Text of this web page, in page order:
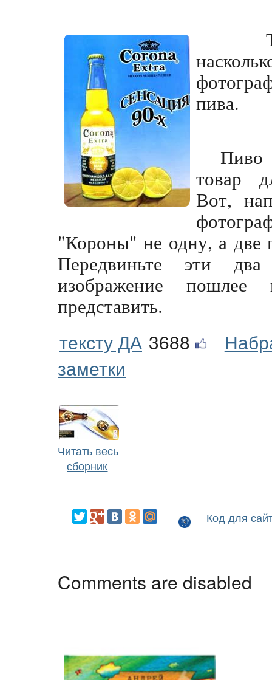
пива.
Пиво
товар
Вот,
"Короны" не одну, а две
Передвиньте эти
изображение
представить.
тексту ДА 3688
заметки
Читать весь
сборник
Код для
Comments are disabled